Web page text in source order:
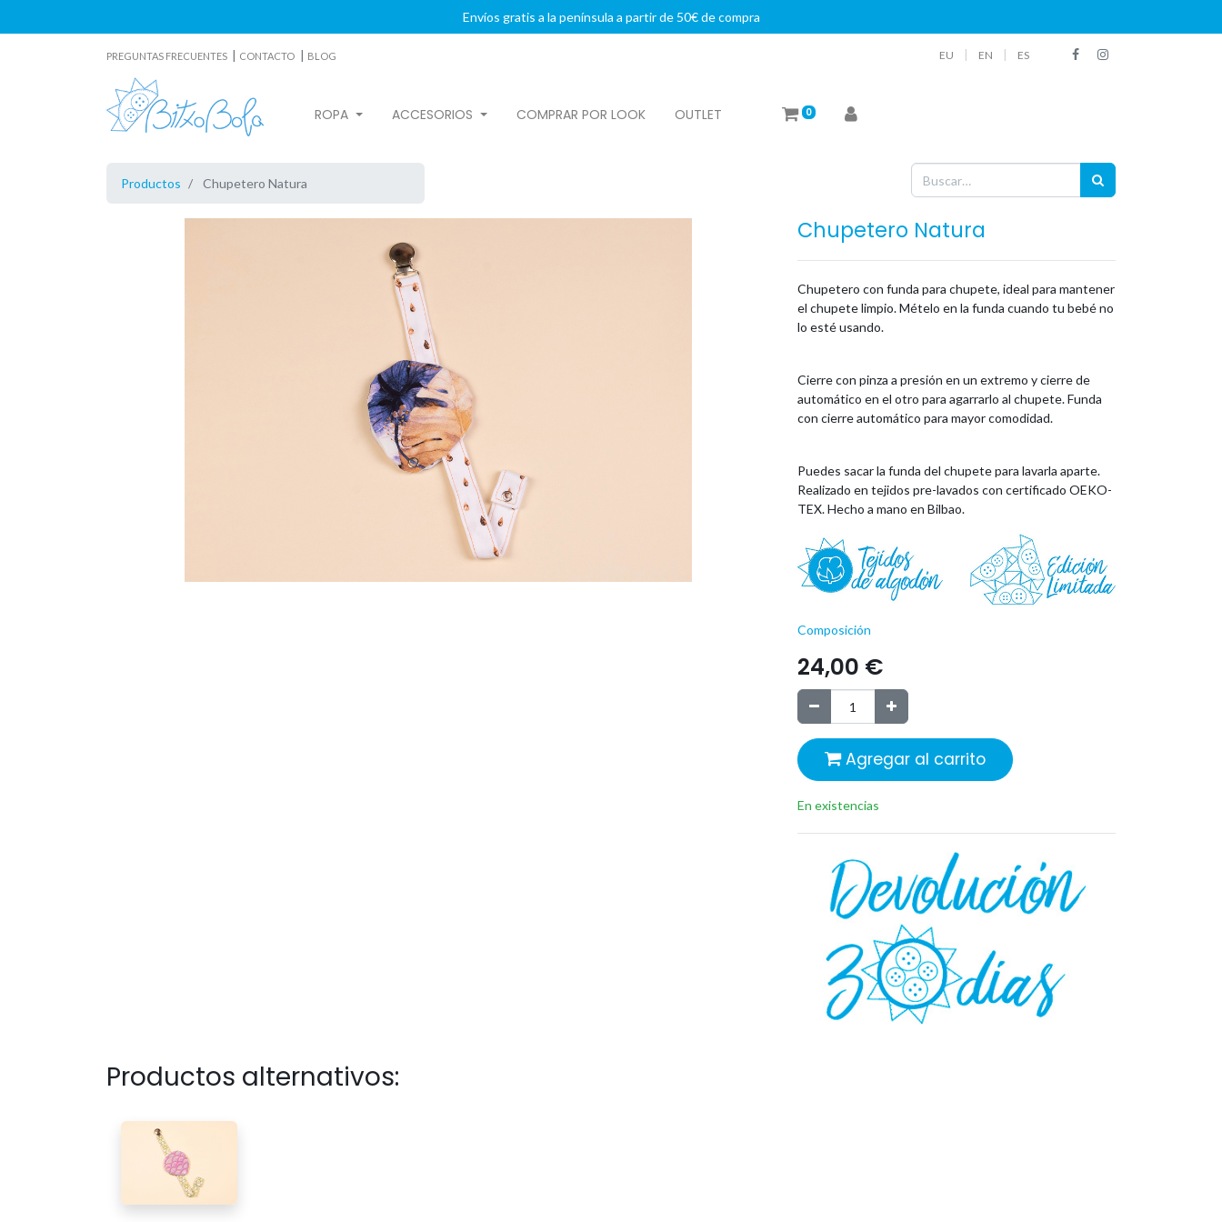
Envíos gratis a la península a partir de 50€ de compra
PREGUNTAS FRECUENTES | CONTACTO | BLOG EU EN ES
ROPA ACCESORIOS COMPRAR POR LOOK OUTLET 0
Productos Chupetero Natura
Chupetero Natura
Chupetero con funda para chupete, ideal para mantener
el chupete limpio. Mételo en la funda cuando tu bebé no
lo esté usando.
Cierre con pinza a presión en un extremo y cierre de
automático en el otro para agarrarlo al chupete. Funda
con cierre automático para mayor comodidad.
Puedes sacar la funda del chupete para lavarla aparte.
Realizado en tejidos pre-lavados con certificado OEKO-
TEX. Hecho a mano en Bilbao.
Composición
24,00 €
Agregar al carrito
En existencias
Productos alternativos: